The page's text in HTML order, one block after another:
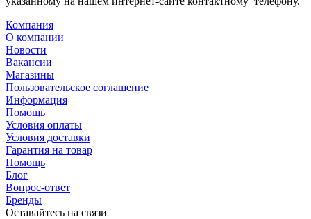
Компания
О компании
Новости
Вакансии
Магазины
Пользовательское соглашение
Информация
Помощь
Условия оплаты
Условия доставки
Гарантия на товар
Помощь
Блог
Вопрос-ответ
Бренды
Оставайтесь на связи